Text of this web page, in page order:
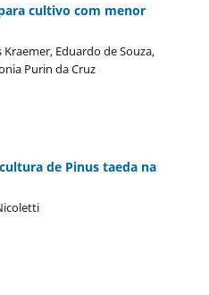
cultivo com menor
Eduardo de Souza,
Purin da Cruz
de Pinus taeda na